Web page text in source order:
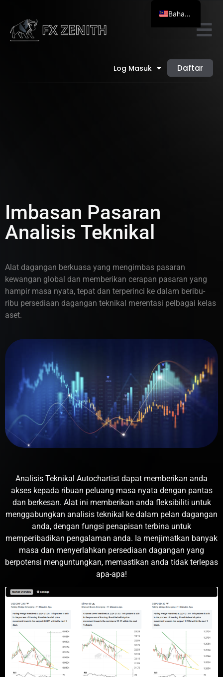
Log Masuk Daftar
Imbasan Pasaran
Analisis Teknikal
Alat dagangan berkuasa yang mengimbas pasaran
kewangan global dan memberikan cerapan pasaran yang
hampir masa nyata, tepat dan terperinci ke dalam beribu-
ribu persediaan dagangan teknikal merentasi pelbagai kelas
aset.
Analisis Teknikal Autochartist dapat memberikan anda
akses kepada ribuan peluang masa nyata dengan pantas
dan berkesan. Alat ini memberikan anda fleksibiliti untuk
menggabungkan analisis teknikal ke dalam pelan dagangan
anda, dengan fungsi penapisan terbina untuk
memperibadikan pengalaman anda. Ia menjimatkan banyak
masa dan menyerlahkan persediaan dagangan yang
berpotensi menguntungkan, memastikan anda tidak terlepas
apa-apa!
Bahasa Melayu
English
Bahasa Indonesia